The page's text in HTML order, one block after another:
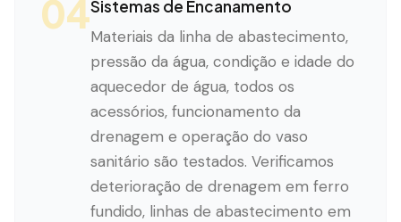
04Sistemas de Encanamento
Materiais da linha de abastecimento,
pressão da água, condição e idade do
aquecedor de água, todos os
acessórios, funcionamento da
drenagem e operação do vaso
sanitário são testados. Verificamos
deterioração de drenagem em ferro
fundido, linhas de abastecimento em